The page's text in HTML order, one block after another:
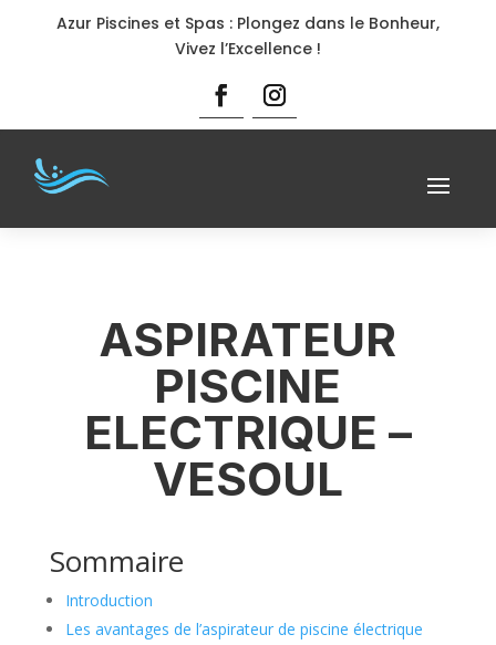
Azur Piscines et Spas : Plongez dans le Bonheur,
Vivez l’Excellence !
ASPIRATEUR
PISCINE
ELECTRIQUE –
VESOUL
Sommaire
Introduction
Les avantages de l’aspirateur de piscine électrique